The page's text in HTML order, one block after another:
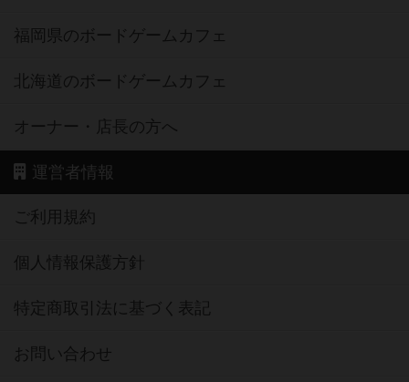
福岡県のボードゲームカフェ
北海道のボードゲームカフェ
オーナー・店長の方へ
運営者情報
ご利用規約
個人情報保護方針
特定商取引法に基づく表記
お問い合わせ